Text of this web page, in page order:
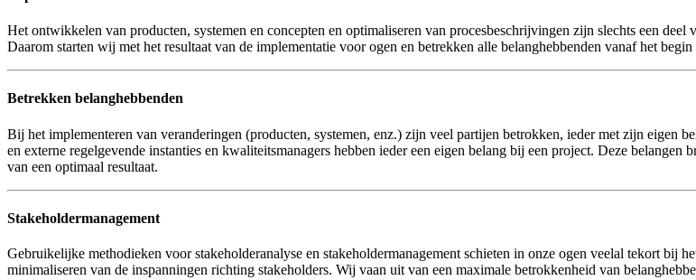
Het ontwikkelen van producten, systemen en concepten en optimaliseren van procesbeschrijvingen zijn slechts een
Daarom starten wij met het resultaat van de implementatie voor ogen en betrekken alle belanghebbenden vanaf het
Betrekken belanghebbenden
Bij het implementeren van veranderingen (producten, systemen, enz.) zijn veel partijen betrokken, ieder met zijn eigen
en externe regelgevende instanties en kwaliteitsmanagers hebben ieder een eigen belang bij een project. Deze
van een optimaal resultaat.
Stakeholdermanagement
Gebruikelijke methodieken voor stakeholderanalyse en stakeholdermanagement schieten in onze ogen veelal tekort bij
minimaliseren van de inspanningen richting stakeholders. Wij vaan uit van een maximale betrokkenheid van